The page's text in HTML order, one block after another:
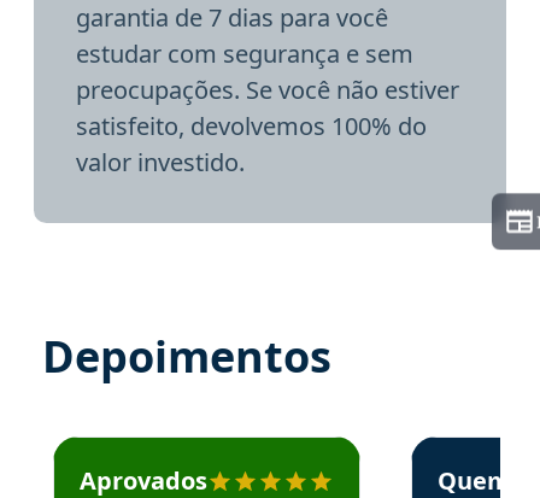
garantia de 7 dias para você
estudar com segurança e sem
preocupações. Se você não estiver
satisfeito, devolvemos 100% do
valor investido.
Depoimentos
Estudante José recomenda o Aprova Concursos em
Aprovados
Estudante
Quem